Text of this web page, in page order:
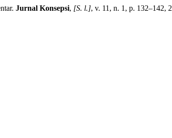
Jurnal Konsepsi, [S. l.], v. 11, n. 1, p. 132–142,